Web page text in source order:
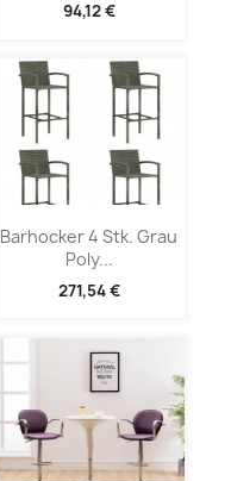
94,12 €
Barhocker 4 Stk. Grau
Poly...
271,54 €